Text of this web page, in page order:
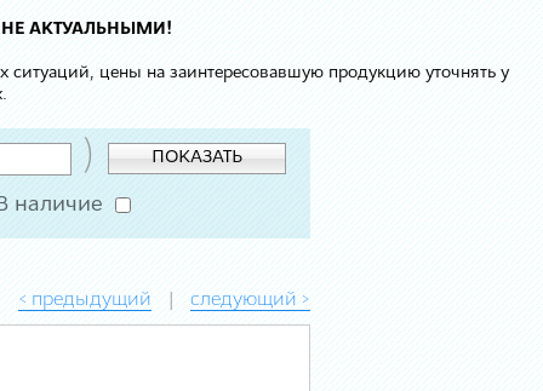
АКТУАЛЬНЫМИ!
ситуаций, цены на заинтересовавшую продукцию уточнять у
) ПОКАЗАТЬ
наличие
< предыдущий | следующий >